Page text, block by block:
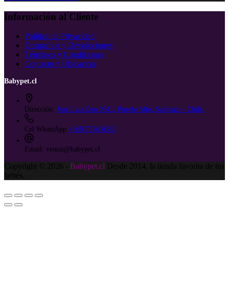
Información al Cliente
Política de Privacidad
Despachos y Devoluciones
Términos y Condiciones
Contacto y Ubicación
Babypet.cl
Dirección: José Luis Coo 0541, Puente Alto, Santiago - Chile.
Cel WhatsApp +569 7676 0385
Email: ventas@babypet.cl
Copyright © 2026 - Babypet.cl Desde 2014, la tienda favorita de tus
bebés.